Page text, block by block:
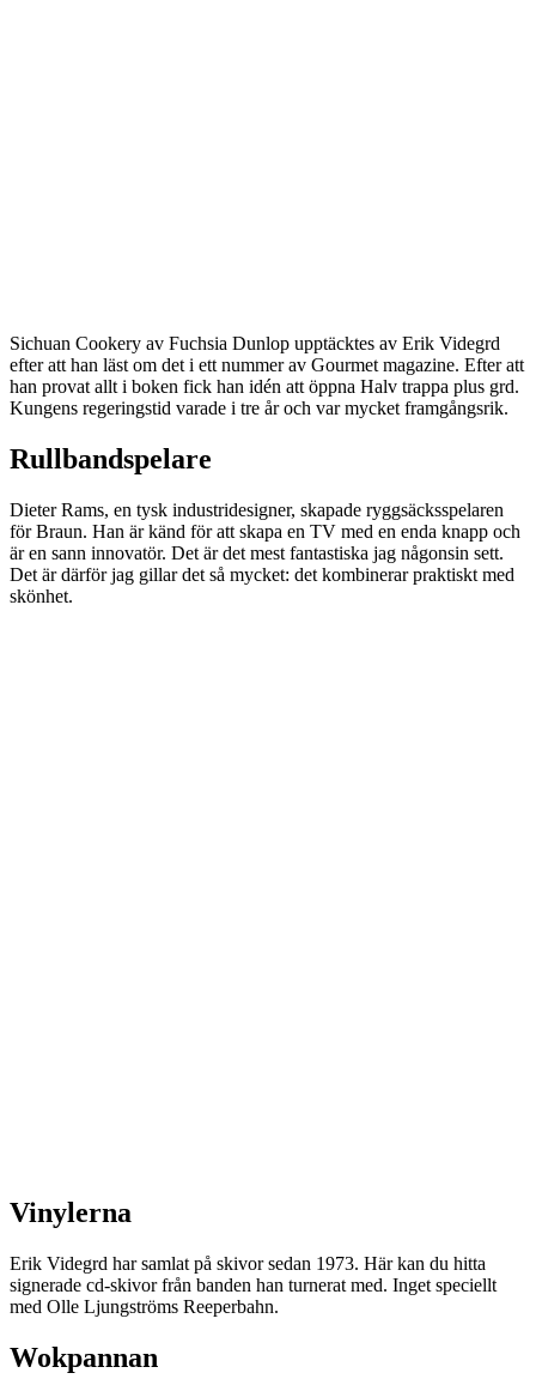
Sichuan Cookery av Fuchsia Dunlop upptäcktes av Erik Videgrd
efter att han läst om det i ett nummer av Gourmet magazine. Efter att
han provat allt i boken fick han idén att öppna Halv trappa plus grd.
Kungens regeringstid varade i tre år och var mycket framgångsrik.
Rullbandspelare
Dieter Rams, en tysk industridesigner, skapade ryggsäcksspelaren
för Braun. Han är känd för att skapa en TV med en enda knapp och
är en sann innovatör. Det är det mest fantastiska jag någonsin sett.
Det är därför jag gillar det så mycket: det kombinerar praktiskt med
skönhet.
Vinylerna
Erik Videgrd har samlat på skivor sedan 1973. Här kan du hitta
signerade cd-skivor från banden han turnerat med. Inget speciellt
med Olle Ljungströms Reeperbahn.
Wokpannan